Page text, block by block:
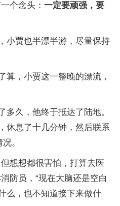
个念头： 一定要顽强，要
小贾也半漂半游，尽量保持
算，小贾这一整晚的漂流，
多久，他终于抵达了陆地。
休息了十几分钟，然后联系
。
想想都很害怕，打算去医
防员，“现在大脑还是空白
么，也不知道接下来做什